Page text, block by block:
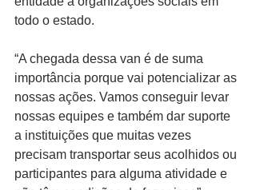
todo o estado.
“A chegada dessa van é de suma
importância porque vai potencializar as
nossas ações. Vamos conseguir levar
nossas equipes e também dar suporte
a instituições que muitas vezes
precisam transportar seus acolhidos ou
participantes para alguma atividade e